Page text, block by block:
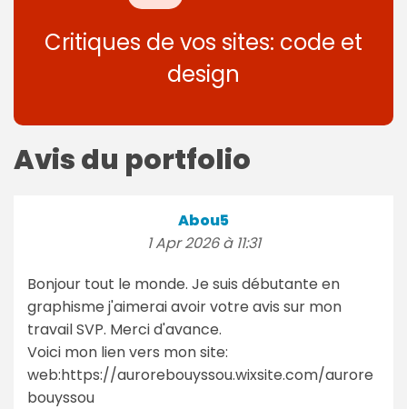
Critiques de vos sites: code et
design
Avis du portfolio
Abou5
1 Apr 2026 à 11:31
Bonjour tout le monde. Je suis débutante en
graphisme j'aimerai avoir votre avis sur mon
travail SVP. Merci d'avance.
Voici mon lien vers mon site:
web:https://aurorebouyssou.wixsite.com/aurore
bouyssou